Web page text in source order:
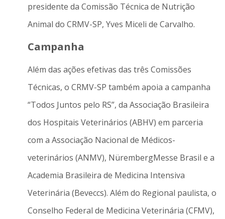
presidente da Comissão Técnica de Nutrição
Animal do CRMV-SP, Yves Miceli de Carvalho.
Campanha
Além das ações efetivas das três Comissões
Técnicas, o CRMV-SP também apoia a campanha
“Todos Juntos pelo RS”, da Associação Brasileira
dos Hospitais Veterinários (ABHV) em parceria
com a Associação Nacional de Médicos-
veterinários (ANMV), NürembergMesse Brasil e a
Academia Brasileira de Medicina Intensiva
Veterinária (Beveccs). Além do Regional paulista, o
Conselho Federal de Medicina Veterinária (CFMV),